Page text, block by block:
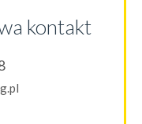
kontakt